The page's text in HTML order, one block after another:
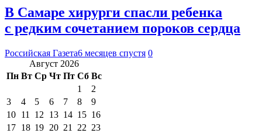
В Самаре хирурги спасли ребенка
с редким сочетанием пороков сердца
Российская Газета6 месяцев спустя 0
Август 2026
Пн Вт Ср Чт Пт Сб Вс
1
2
3
4 5 6 7 8
9
10 11 12 13 14 15 16
17 18 19 20 21 22 23